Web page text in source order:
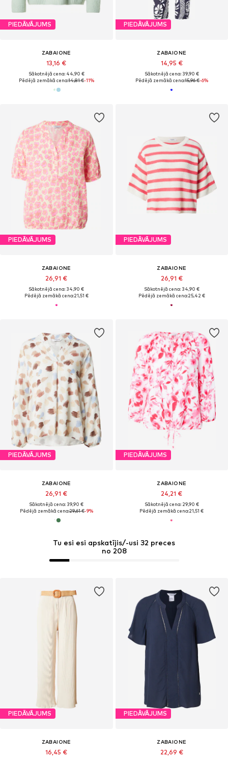
PIEDĀVĀJUMS
ZABAIONE
13,16 €
Sākotnējā cena: 44,90 €
Pēdējā zemākā cena:14,81 €-11%
PIEDĀVĀJUMS
ZABAIONE
14,95 €
Sākotnējā cena: 39,90 €
Pēdējā zemākā cena:15,96 €-6%
Tu esi esi apskatījis/-usi 32 preces
no 208
PIEDĀVĀJUMS
ZABAIONE
26,91 €
Sākotnējā cena: 34,90 €
Pēdējā zemākā cena:21,51 €
PIEDĀVĀJUMS
ZABAIONE
26,91 €
Sākotnējā cena: 34,90 €
Pēdējā zemākā cena:25,42 €
PIEDĀVĀJUMS
ZABAIONE
26,91 €
Sākotnējā cena: 39,90 €
Pēdējā zemākā cena:29,61 €-9%
PIEDĀVĀJUMS
ZABAIONE
24,21 €
Sākotnējā cena: 29,90 €
Pēdējā zemākā cena:21,51 €
PIEDĀVĀJUMS
ZABAIONE
16,45 €
PIEDĀVĀJUMS
ZABAIONE
22,69 €